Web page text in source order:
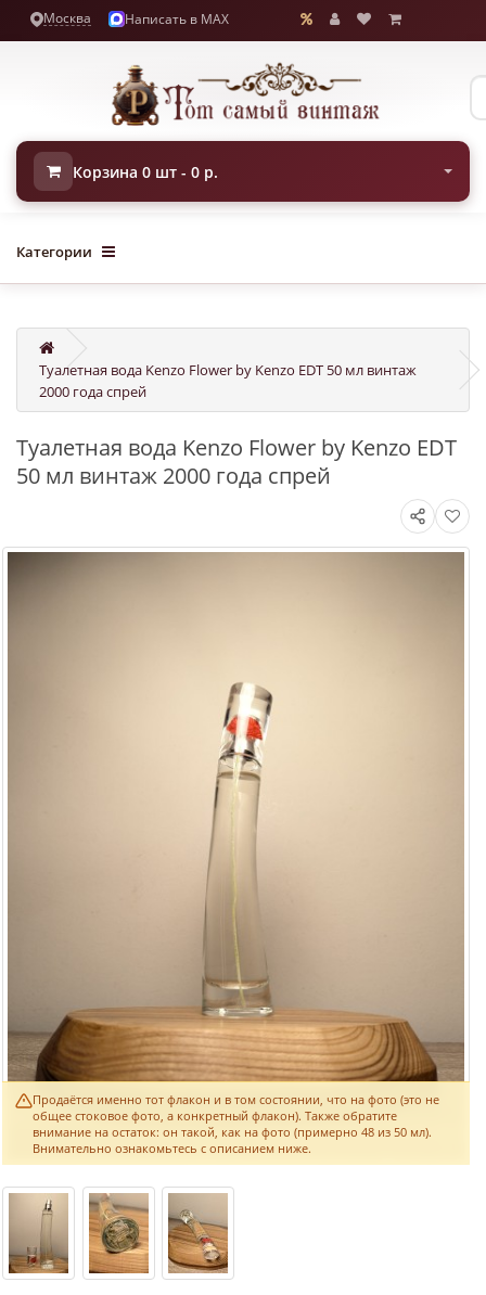
Москва Написать в MAX
Корзина 0 шт - 0 р.
Категории
Туалетная вода Kenzo Flower by Kenzo EDT 50 мл винтаж
2000 года спрей
Туалетная вода Kenzo Flower by Kenzo EDT
50 мл винтаж 2000 года спрей
Продаётся именно тот флакон и в том состоянии, что на фото (это не
общее стоковое фото, а конкретный флакон). Также обратите
внимание на остаток: он такой, как на фото (примерно 48 из 50 мл).
Внимательно ознакомьтесь с описанием ниже.